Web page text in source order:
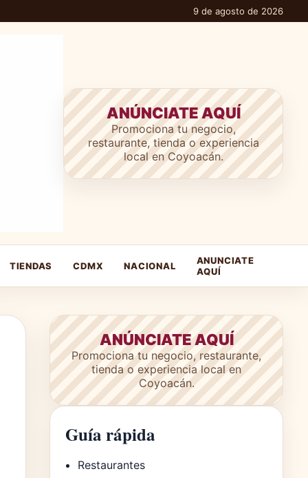
9 de agosto de 2026
ANÚNCIATE AQUÍ
Promociona tu negocio,
restaurante, tienda o experiencia
local en Coyoacán.
TIENDAS CDMX NACIONAL
ANUNCIATE
AQUÍ
ANÚNCIATE AQUÍ
Promociona tu negocio, restaurante,
tienda o experiencia local en
Coyoacán.
Guía rápida
Restaurantes